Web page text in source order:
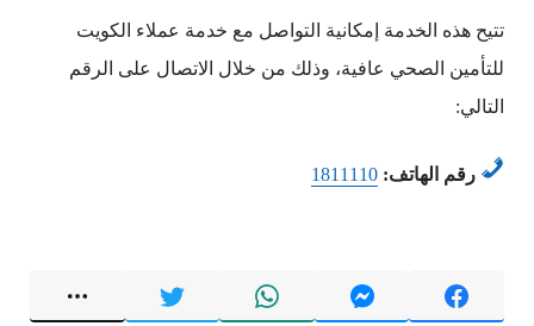
تتيح هذه الخدمة إمكانية التواصل مع خدمة عملاء الكويت
للتأمين الصحي عافية، وذلك من خلال الاتصال على الرقم
التالي:
رقم الهاتف: 1811110